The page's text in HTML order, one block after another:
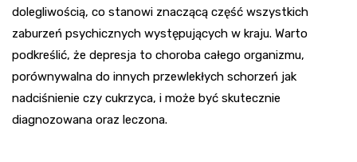
dolegliwością, co stanowi znaczącą część wszystkich
zaburzeń psychicznych występujących w kraju. Warto
podkreślić, że depresja to choroba całego organizmu,
porównywalna do innych przewlekłych schorzeń jak
nadciśnienie czy cukrzyca, i może być skutecznie
diagnozowana oraz leczona.